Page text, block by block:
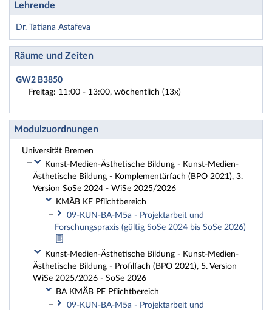
Lehrende
Dr. Tatiana Astafeva
Räume und Zeiten
GW2 B3850
Freitag: 11:00 - 13:00, wöchentlich (13x)
Modulzuordnungen
Universität Bremen
Kunst-Medien-Ästhetische Bildung - Kunst-Medien-
Ästhetische Bildung - Komplementärfach (BPO 2021), 3.
Version SoSe 2024 - WiSe 2025/2026
KMÄB KF Pflichtbereich
09-KUN-BA-M5a - Projektarbeit und
Forschungspraxis (gültig SoSe 2024 bis SoSe 2026)
Kunst-Medien-Ästhetische Bildung - Kunst-Medien-
Ästhetische Bildung - Profilfach (BPO 2021), 5. Version
WiSe 2025/2026 - SoSe 2026
BA KMÄB PF Pflichtbereich
09-KUN-BA-M5a - Projektarbeit und